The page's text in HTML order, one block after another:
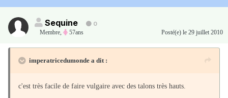
Sequine
0
Membre, 57ans Posté(e) le 29 juillet 2010
imperatricedumonde a dit :
c'est très facile de faire vulgaire avec des talons très hauts.